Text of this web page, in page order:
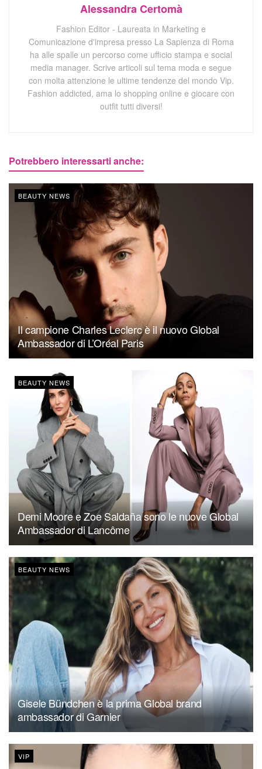
Alessandra Certomà
Fashion Editor - Laureata in Marketing e
Comunicazione d'impresa presso La Sapienza di Roma
ha alle spalle un percorso come ufficio stampa e social
media manager. Scrive articoli sul tema moda e segue
con molta attenzione le ultime tendenze del mondo Vip.
Fashion addicted, ama lo shopping online e giocare con
outfit tutti diversi!
Potrebbero interessarti anche:
BEAUTY NEWS
Il campione Charles Leclerc è il nuovo Global
Ambassador di L’Oréal Paris
BEAUTY NEWS
Demi Moore e Zoe Saldaña sono le nuove Global
Ambassador di Lancôme
BEAUTY NEWS
Gisele Bündchen è la prima Global brand
ambassador di Garnier
VIP